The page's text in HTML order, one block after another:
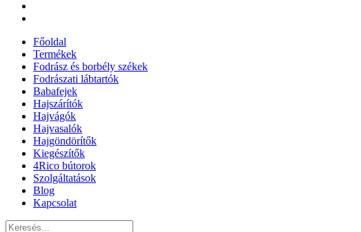
Főoldal
Termékek
Fodrász és borbély székek
Fodrászati lábtartók
Babafejek
Hajszárítók
Hajvágók
Hajvasalók
Hajgöndörítők
Kiegészítők
4Rico bútorok
Szolgáltatások
Blog
Kapcsolat
Keresés...